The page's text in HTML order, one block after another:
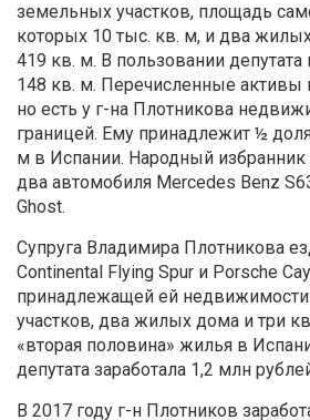
земельных участков, площадь
которых 10 тыс. кв. м, и два
419 кв. м. В пользовании депутата
148 кв. м. Перечисленные активы
но есть у г-на Плотникова
границей. Ему принадлежит ½
м в Испании. Народный избранник
два автомобиля Mercedes Benz
Ghost.
Супруга Владимира Плотникова
Continental Flying Spur и Porsche
принадлежащей ей
участков, два жилых дома и три
«вторая половина» жилья в
депутата заработала 1,2 млн
В 2017 году г-н Плотников